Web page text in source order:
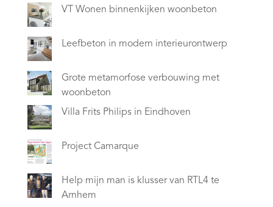
VT Wonen binnenkijken woonbeton
Leefbeton in modern interieurontwerp
Grote metamorfose verbouwing met
woonbeton
Villa Frits Philips in Eindhoven
Project Camarque
Help mijn man is klusser van RTL4 te
Arnhem